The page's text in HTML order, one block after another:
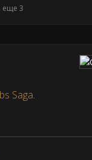
еще 3
Saga.